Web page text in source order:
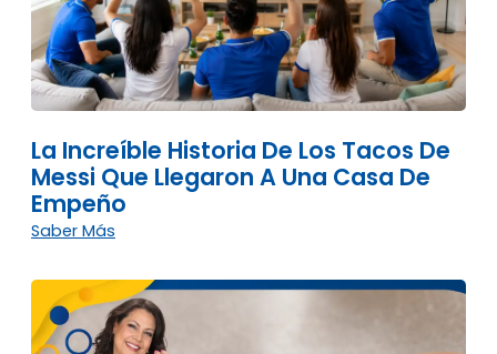
La Increíble Historia De Los Tacos De
Messi Que Llegaron A Una Casa De
Empeño
Saber Más